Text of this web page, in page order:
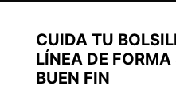
CUIDA TU
LÍNEA DE FORMA
BUEN FIN